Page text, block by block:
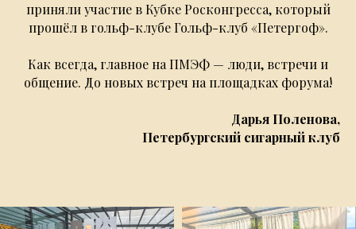
приняли участие в Кубке Росконгресса, который
прошёл в гольф-клубе Гольф-клуб «Петергоф».
Как всегда, главное на ПМЭФ — люди, встречи и
общение. До новых встреч на площадках форума!
Дарья Поленова,
Петербургский сигарный клуб